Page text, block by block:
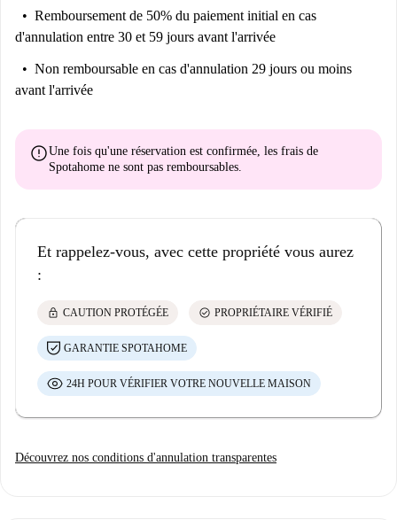
Remboursement de 50% du paiement initial en cas
d'annulation entre 30 et 59 jours avant l'arrivée
Non remboursable en cas d'annulation 29 jours ou moins
avant l'arrivée
errorUne fois qu'une réservation est confirmée, les frais de
Spotahome ne sont pas remboursables.
Et rappelez-vous, avec cette propriété vous aurez
:
lock CAUTION PROTÉGÉE check_circle PROPRIÉTAIRE VÉRIFIÉ
GARANTIE SPOTAHOME
24H POUR VÉRIFIER VOTRE NOUVELLE MAISON
Découvrez nos conditions d'annulation transparentes